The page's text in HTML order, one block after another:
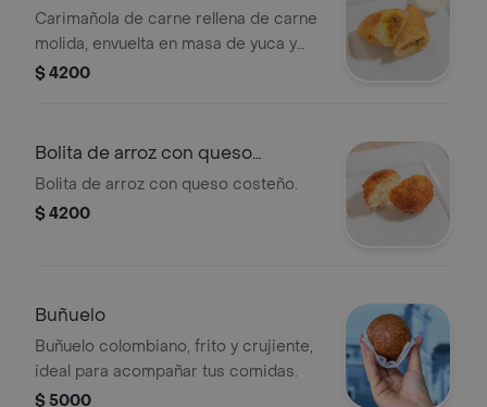
Carimañola de carne rellena de carne
molida, envuelta en masa de yuca y
frita. Acompañada de salsa.
$ 4200
Bolita de arroz con queso
costeño
Bolita de arroz con queso costeño.
$ 4200
Buñuelo
Buñuelo colombiano, frito y crujiente,
ideal para acompañar tus comidas.
$ 5000